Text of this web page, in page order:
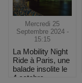
Mercredi 25
Septembre 2024 -
15:15
La Mobility Night
Ride à Paris, une
balade insolite le
4 octobre